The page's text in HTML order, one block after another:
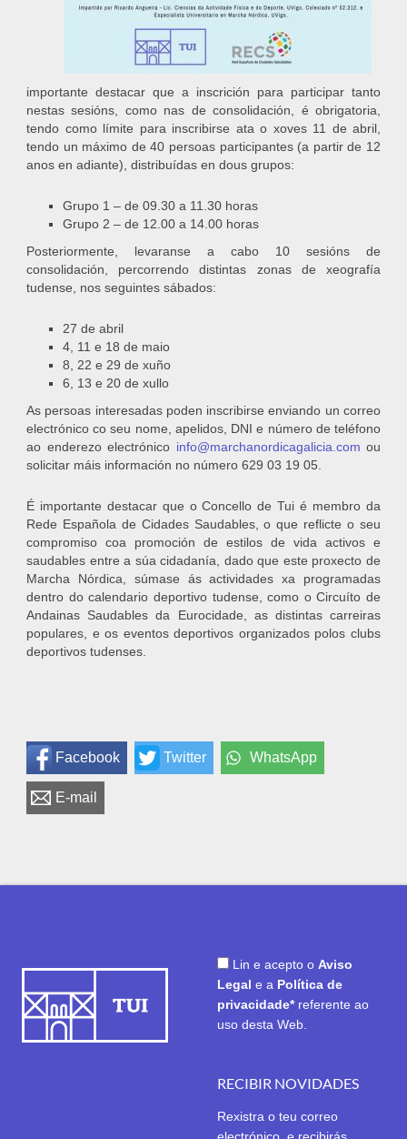
importante destacar que a inscrición para participar tanto
nestas sesións, como nas de consolidación, é obrigatoria,
tendo como límite para inscribirse ata o xoves 11 de abril,
tendo un máximo de 40 persoas participantes (a partir de 12
anos en adiante), distribuídas en dous grupos:
Grupo 1 – de 09.30 a 11.30 horas
Grupo 2 – de 12.00 a 14.00 horas
Posteriormente, levaranse a cabo 10 sesións de
consolidación, percorrendo distintas zonas de xeografía
tudense, nos seguintes sábados:
27 de abril
4, 11 e 18 de maio
8, 22 e 29 de xuño
6, 13 e 20 de xullo
As persoas interesadas poden inscribirse enviando un correo
electrónico co seu nome, apelidos, DNI e número de teléfono
ao enderezo electrónico info@marchanordicagalicia.com ou
solicitar máis información no número 629 03 19 05.
É importante destacar que o Concello de Tui é membro da
Rede Española de Cidades Saudables, o que reflicte o seu
compromiso coa promoción de estilos de vida activos e
saudables entre a súa cidadanía, dado que este proxecto de
Marcha Nórdica, súmase ás actividades xa programadas
dentro do calendario deportivo tudense, como o Circuíto de
Andainas Saudables da Eurocidade, as distintas carreiras
populares, e os eventos deportivos organizados polos clubs
deportivos tudenses.
Facebook Twitter WhatsApp
E-mail
Lin e acepto o Aviso
Legal e a Política de
privacidade* referente ao
uso desta Web.
RECIBIR NOVIDADES
Rexistra o teu correo